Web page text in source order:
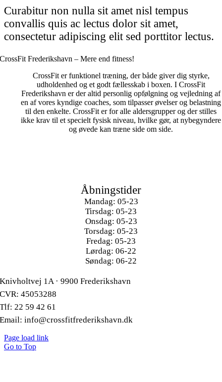
Curabitur non nulla sit amet nisl tempus
convallis quis ac lectus dolor sit amet,
consectetur adipiscing elit sed porttitor lectus.
CrossFit Frederikshavn – Mere end fitness!
CrossFit er funktionel træning, der både giver dig styrke,
udholdenhed og et godt fællesskab i boxen. I CrossFit
Frederikshavn er der altid personlig opfølgning og vejledning af
en af vores kyndige coaches, som tilpasser øvelser og belastning
til den enkelte. CrossFit er for alle aldersgrupperog der stilles
ikke krav til et specielt fysisk niveau, hvilke gør, at nybegyndere
og øvede kan træne side om side.
Åbningstider
Mandag: 05-23
Tirsdag: 05-23
Onsdag: 05-23
Torsdag: 05-23
Fredag: 05-23
Lørdag: 06-22
Søndag: 06-22
Knivholtvej 1A · 9900 Frederikshavn
CVR: 45053288
Tlf: 22 59 42 61
Email: info@crossfitfrederikshavn.dk
Page load link
Go to Top